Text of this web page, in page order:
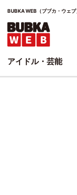
BUBKA WEB（ブブカ・ウェ
アイドル・芸能